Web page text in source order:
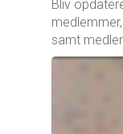
Bliv
samt